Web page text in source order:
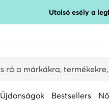
Utolsó esély a
Újdonságok Bestsellers